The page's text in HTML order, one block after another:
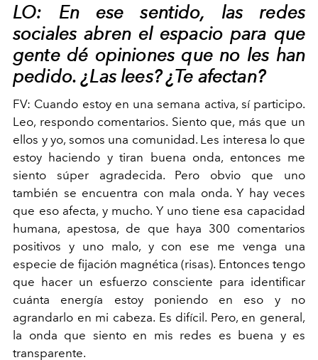
LO: En ese sentido, las redes
sociales abren el espacio para que
gente dé opiniones que no les han
pedido. ¿Las lees? ¿Te afectan?
FV: Cuando estoy en una semana activa, sí participo.
Leo, respondo comentarios. Siento que, más que un
ellos y yo, somos una comunidad. Les interesa lo que
estoy haciendo y tiran buena onda, entonces me
siento súper agradecida. Pero obvio que uno
también se encuentra con mala onda. Y hay veces
que eso afecta, y mucho. Y uno tiene esa capacidad
humana, apestosa, de que haya 300 comentarios
positivos y uno malo, y con ese me venga una
especie de fijación magnética (risas). Entonces tengo
que hacer un esfuerzo consciente para identificar
cuánta energía estoy poniendo en eso y no
agrandarlo en mi cabeza. Es difícil. Pero, en general,
la onda que siento en mis redes es buena y es
transparente.